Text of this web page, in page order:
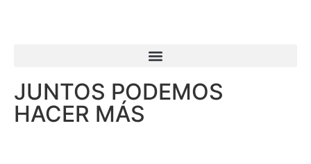
JUNTOS PODEMOS
HACER MÁS